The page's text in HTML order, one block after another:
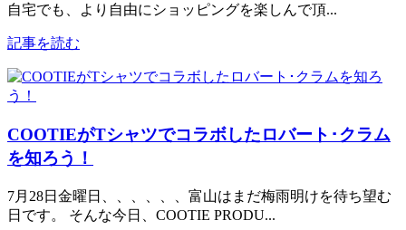
自宅でも、より自由にショッピングを楽しんで頂...
記事を読む
COOTIEがTシャツでコラボしたロバート･クラム
を知ろう！
7月28日金曜日、、、、、、富山はまだ梅雨明けを待ち望む
日です。 そんな今日、COOTIE PRODU...